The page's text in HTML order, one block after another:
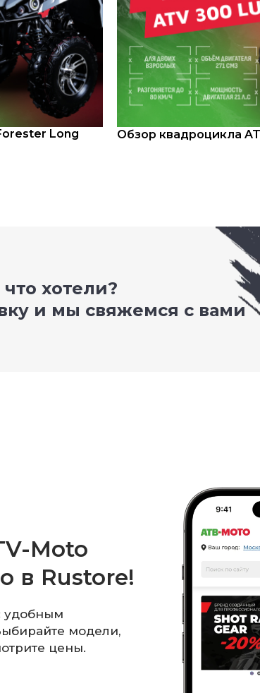
Long
Обзор квадроцикла
хотели?
и мы свяжемся с вами
Moto
в Rustore!
удобным
модели,
цены.